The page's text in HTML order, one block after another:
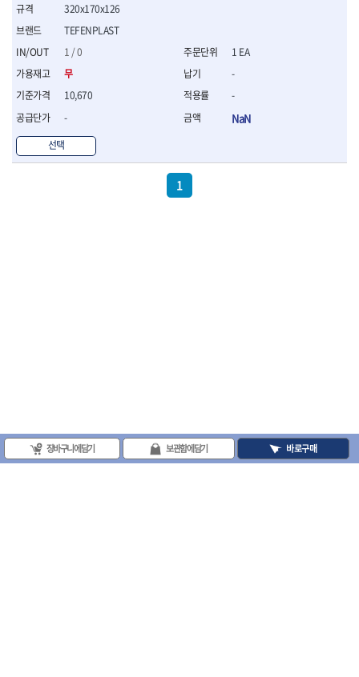
- 방폭소켓
- 방폭라쳇핸들
- 방폭콤비네이션렌치
- 방폭함마스패너
- 절연별드라이버
- 절연드라이버세트
- 스트리퍼
- 라쳇케이블커터
- 자동스트리퍼
- 절연라쳇렌치세트
- 절연볼트커터
TEFENPLAST
1 / 0
무
10,670
-
선택
320x170x126
1 EA
-
-
NaN
1
장바구니에 담기 보관함에 담기 바로구매